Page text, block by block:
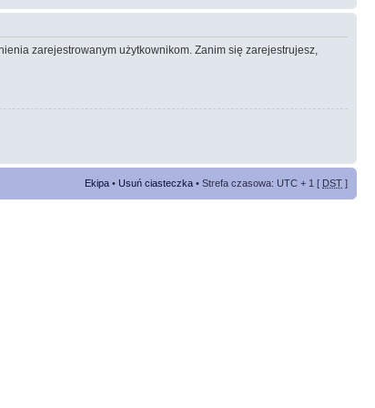
zarejestrowanym użytkownikom. Zanim się zarejestrujesz,
Ekipa • Usuń ciasteczka • Strefa czasowa: UTC + 1 [ DST ]